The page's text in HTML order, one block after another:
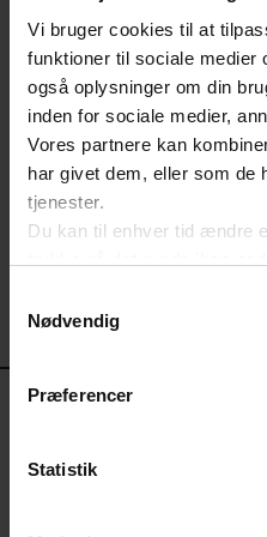
Vi bruger cookies til at
funktioner til sociale medier
også oplysninger om din
inden for sociale medier,
Vores partnere kan
har givet dem, eller som de
tjenester.
Du kan til enhver tid ændre
Nødvendig
Præferencer
Statistik
Folketinget
clock er på
Regeringen fremlagde i
folketingsåret 2025-
fremgår. Lovforslaget
af danske virksomheder
rapportere efter CSRD.
CSR